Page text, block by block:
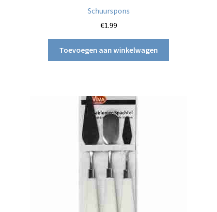
Schuurspons
€1.99
Toevoegen aan winkelwagen